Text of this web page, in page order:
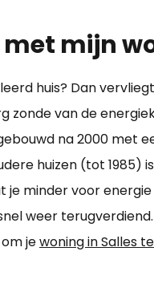
met mijn
huis? Dan
zonde van de
na 2000 met
huizen (tot 1985)
je minder voor
weer
jewoning in Salles